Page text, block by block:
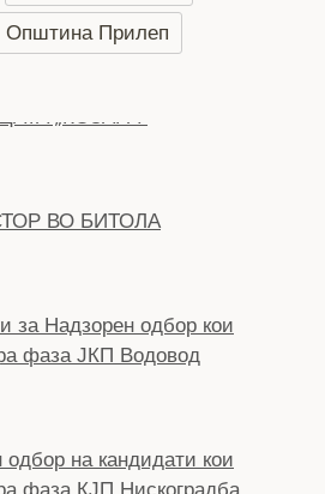
Општина Прилеп
ВО БИТОЛА
фаза ЈКП Водовод
одбор на кандидати кои
фаза КЈП Нискоградба